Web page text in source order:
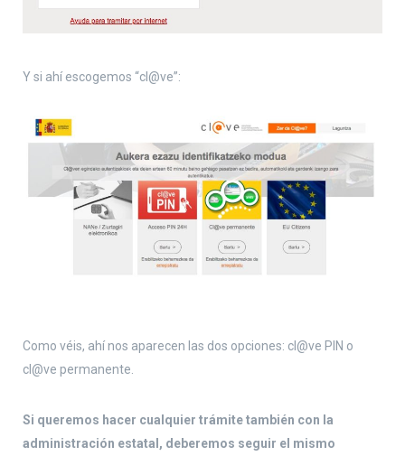
Y si ahí escogemos “cl@ve”:
Como véis, ahí nos aparecen las dos opciones: cl@ve PIN o
cl@ve permanente.
Si queremos hacer cualquier trámite también con la
administración estatal, deberemos seguir el mismo